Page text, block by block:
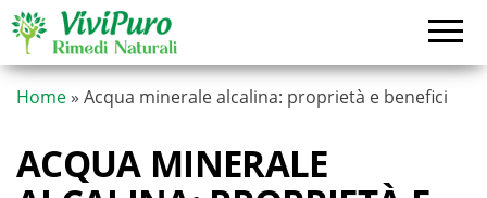
Vai
contenuto
Home » Acqua minerale alcalina: proprietà e benefici
ACQUA MINERALE